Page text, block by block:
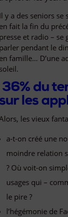
y a des seniors se
fait la fin du
et radio – se
pendant le
famille… D’une
du
les
les vieux
a-t-on créé une
moindre relation
? Où voit-on
usages qui –
le pire ?
l’hégémonie de